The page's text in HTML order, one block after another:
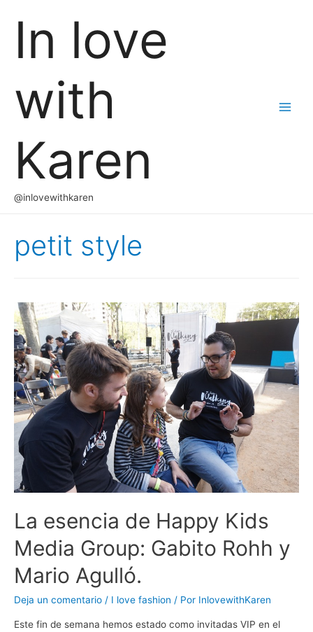
In love
with
Karen
@inlovewithkaren
petit style
La esencia de Happy Kids
Media Group: Gabito Rohh y
Mario Agulló.
Deja un comentario / I love fashion / Por InlovewithKaren
Este fin de semana hemos estado como invitadas VIP en el